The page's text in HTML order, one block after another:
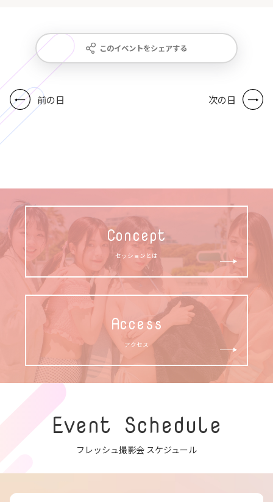
このイベントをシェアする
前の日 次の日
Concept
セッションとは
Access
アクセス
Event Schedule
フレッシュ撮影会 スケジュール